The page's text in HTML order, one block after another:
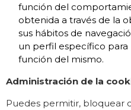
función del
obtenida a través de la
sus hábitos de
un perfil específico
función del mismo.
Administración de la
Puedes permitir, bloquear